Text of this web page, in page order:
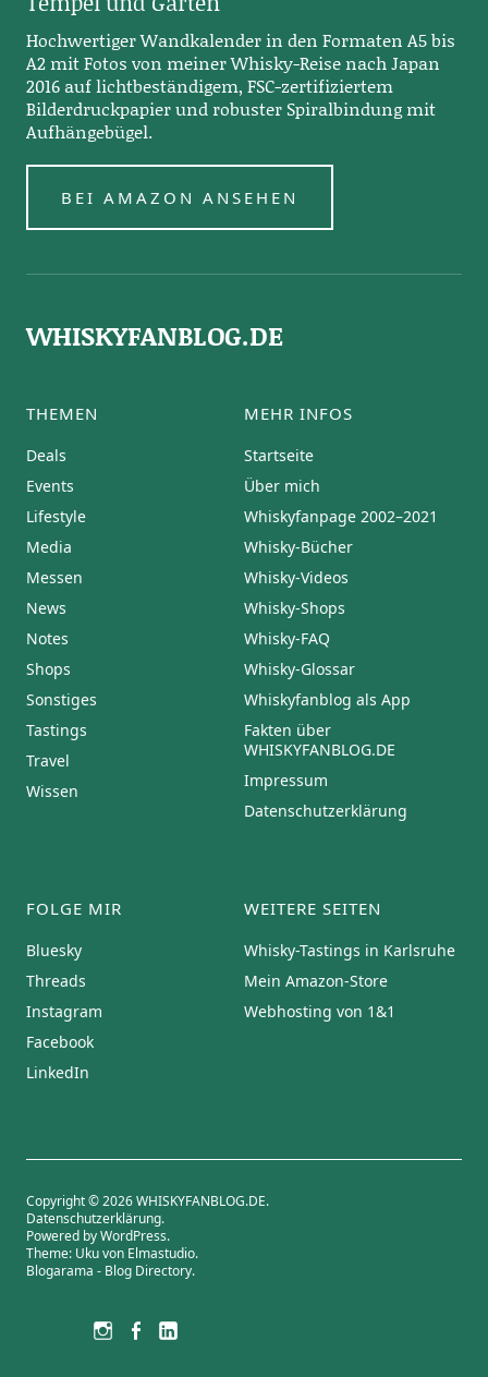
Hochwertiger Wandkalender in den Formaten A5 bis
A2 mit Fotos von meiner Whisky-Reise nach Japan
2016 auf lichtbeständigem, FSC-zertifiziertem
Bilderdruckpapier und robuster Spiralbindung mit
Aufhängebügel.
BEI AMAZON ANSEHEN
WHISKYFANBLOG.DE
THEMEN
Deals
Events
Lifestyle
Media
Messen
News
Notes
Shops
Sonstiges
Tastings
Travel
Wissen
MEHR INFOS
Startseite
Über mich
Whiskyfanpage 2002–2021
Whisky-Bücher
Whisky-Videos
Whisky-Shops
Whisky-FAQ
Whisky-Glossar
Whiskyfanblog als App
Fakten über
WHISKYFANBLOG.DE
Impressum
Datenschutzerklärung
FOLGE MIR
Bluesky
Threads
Instagram
Facebook
LinkedIn
WEITERE SEITEN
Whisky-Tastings in Karlsruhe
Mein Amazon-Store
Webhosting von 1&1
Copyright © 2026 WHISKYFANBLOG.DE
Datenschutzerklärung
Powered byWordPress
Theme: Uku von Elmastudio
Blogarama - Blog Directory